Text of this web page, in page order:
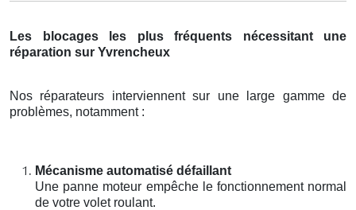
Les blocages les plus fréquents nécessitant une
réparation sur Yvrencheux
Nos réparateurs interviennent sur une large gamme de
problèmes, notamment :
Mécanisme automatisé défaillant
Une panne moteur empêche le fonctionnement normal
de votre volet roulant.